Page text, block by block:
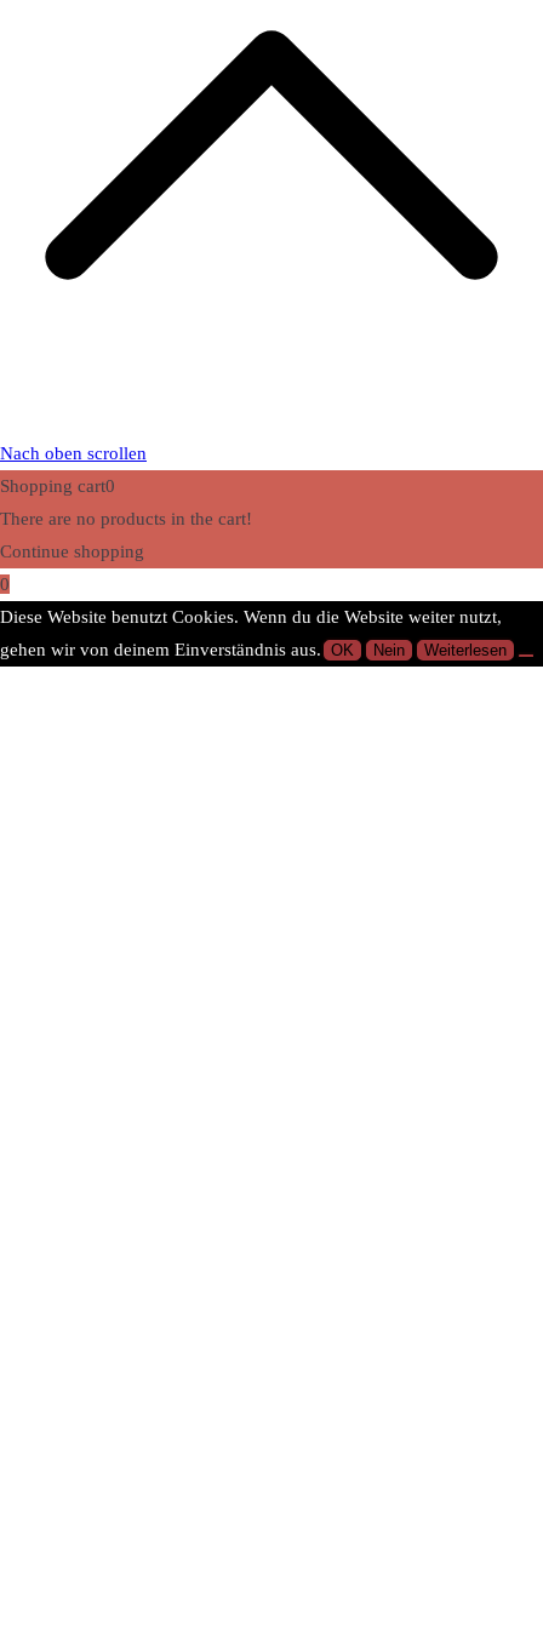
Nach oben scrollen
Shopping cart0
There are no products in the cart!
Continue shopping
0
Diese Website benutzt Cookies. Wenn du die Website weiter nutzt,
gehen wir von deinem Einverständnis aus. OK Nein Weiterlesen